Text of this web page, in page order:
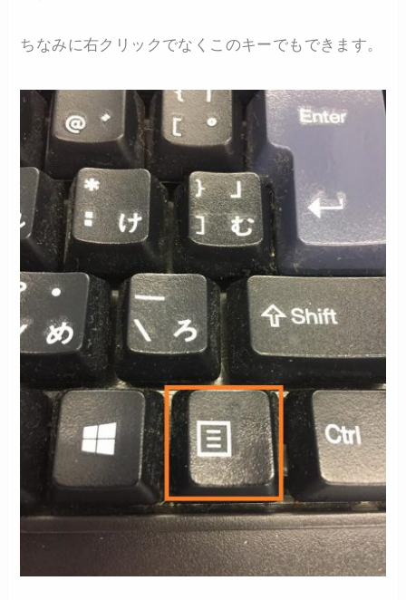
ちなみに右クリックでなくこのキーでもできます。